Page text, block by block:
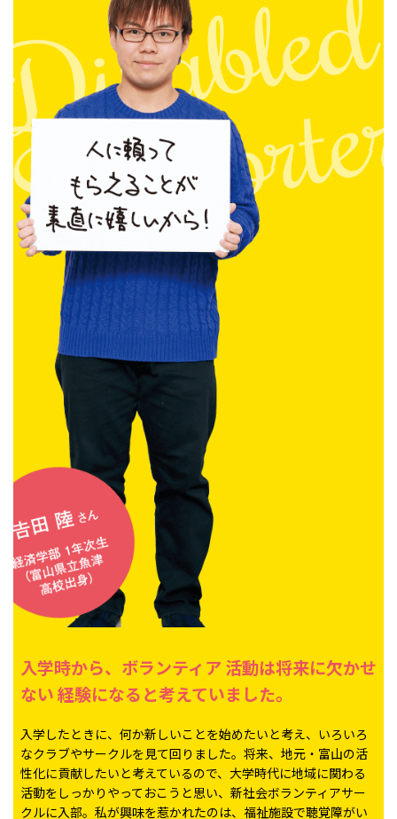
入学時から、ボランティア 活動は将来に欠かせ
ない経験になると考えていました。
入学したときに、何か新しいことを始めたいと考え、いろいろ
なクラブやサークルを見て回りました。将来、地元・富山の活
性化に貢献したいと考えているので、大学時代に地域に関わる
活動をしっかりやっておこうと思い、新社会ボランティアサー
クルに入部。私が興味を惹かれたのは、福祉施設で聴覚障がい